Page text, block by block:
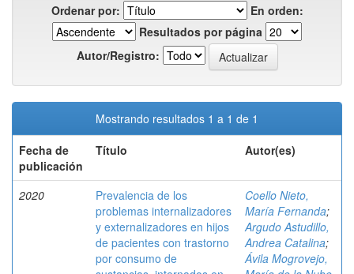
Ordenar por:
En orden:
Resultados por página
Autor/Registro:
Mostrando resultados 1 a 1 de 1
Fecha de
publicación
Título Autor(es)
2020
Prevalencia de los
problemas internalizadores
y externalizadores en hijos
de pacientes con trastorno
por consumo de
Coello Nieto,
María Fernanda;
Argudo Astudillo,
Andrea Catalina;
Ávila Mogrovejo,